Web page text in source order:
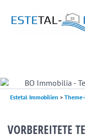
Estetal Immobilien >
VORBEREITETE